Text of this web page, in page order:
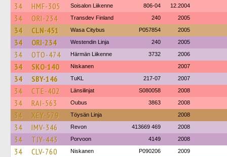
34 HMF-305 Soisalon Liikenne 806-04 12.2004
34 ORI-234 Transdev Finland 240 2005
34 CLN-451 Wasa Citybus P057854 2005
34 ORI-234 Westendin Linja 240 2005
34 OTO-474 Härmän Liikenne 3732 2006
34 SKO-140 Niskanen 2007
34 SBY-146 TuKL 217-07 2007
34 CTE-402 Länsilinjat S080058 2008
34 RAI-563 Oubus 3863 2008
34 XEY-579 Töysän Linja 2008
34 IMV-346 Revon 413669 469 2008
34 TJY-443 Porvoon 4149 2008
34 CLV-760 Niskanen P090206 2009